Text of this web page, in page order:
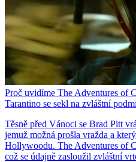
Proč uvidíme The Adventures of
Tarantino se sekl na zvláštní
Těsně před Vánoci se Brad Pitt
jemuž možná prošla vražda a
Hollywoodu. The Adventures of
což se údajně zasloužil zvláštní